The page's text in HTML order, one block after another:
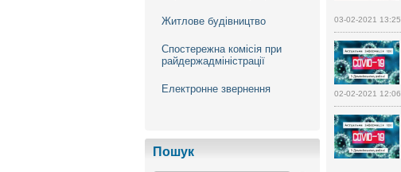
Житлове будівництво
Спостережна комісія при
райдержадміністрації
Електронне звернення
Пошук
03-02-2021 13:25
02-02-2021 12:06